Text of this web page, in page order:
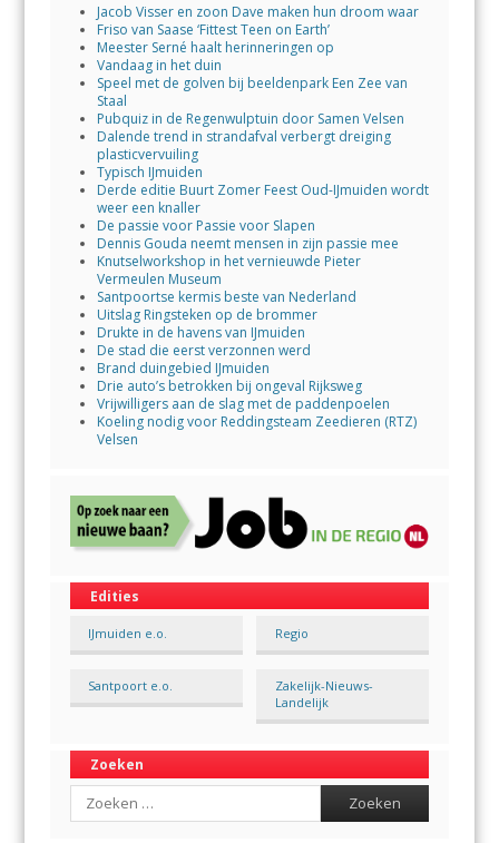
Jacob Visser en zoon Dave maken hun droom waar
Friso van Saase ‘Fittest Teen on Earth’
Meester Serné haalt herinneringen op
Vandaag in het duin
Speel met de golven bij beeldenpark Een Zee van
Staal
Pubquiz in de Regenwulptuin door Samen Velsen
Dalende trend in strandafval verbergt dreiging
plasticvervuiling
Typisch IJmuiden
Derde editie Buurt Zomer Feest Oud-IJmuiden wordt
weer een knaller
De passie voor Passie voor Slapen
Dennis Gouda neemt mensen in zijn passie mee
Knutselworkshop in het vernieuwde Pieter
Vermeulen Museum
Santpoortse kermis beste van Nederland
Uitslag Ringsteken op de brommer
Drukte in de havens van IJmuiden
De stad die eerst verzonnen werd
Brand duingebied IJmuiden
Drie auto’s betrokken bij ongeval Rijksweg
Vrijwilligers aan de slag met de paddenpoelen
Koeling nodig voor Reddingsteam Zeedieren (RTZ)
Velsen
Edities
IJmuiden e.o. Regio
Santpoort e.o.
Zakelijk-Nieuws-
Landelijk
Zoeken
Search